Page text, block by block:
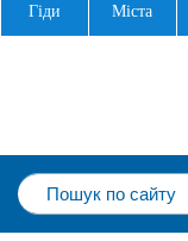
Гіди Міста